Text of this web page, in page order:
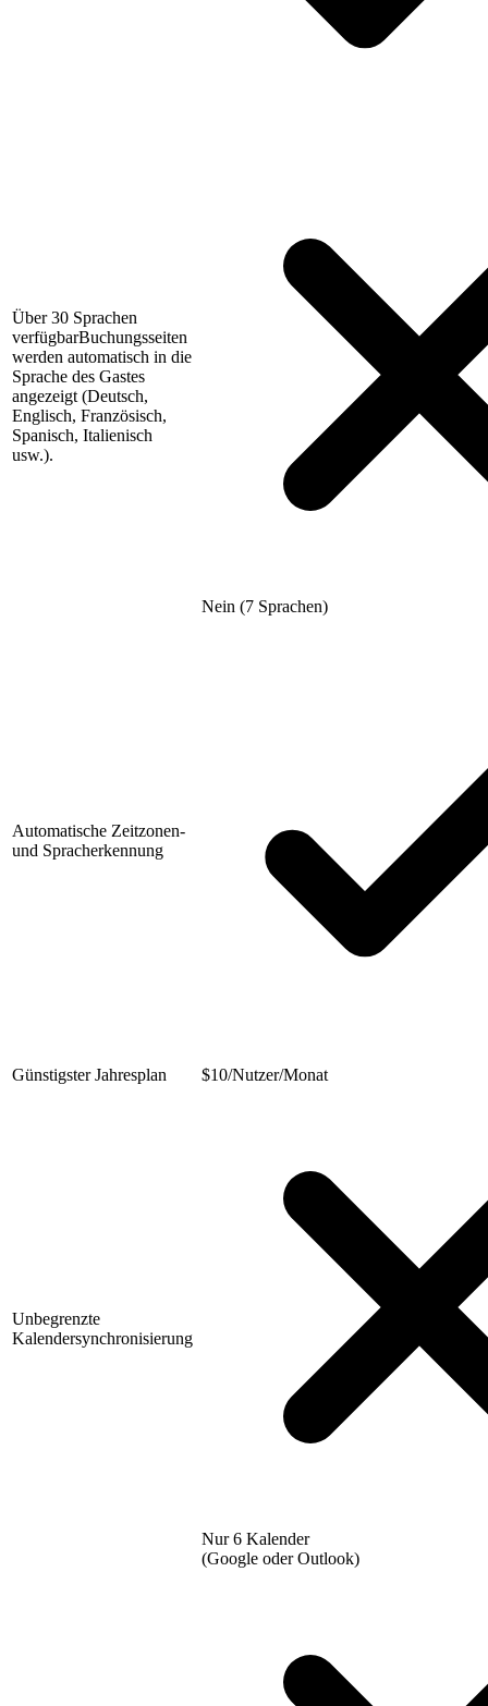
Über 30 Sprachen
verfügbarBuchungsseiten
werden automatisch in die
Sprache des Gastes
angezeigt (Deutsch,
Englisch, Französisch,
Spanisch, Italienisch
usw.).
Nein (7 Sprachen)
Automatische Zeitzonen-
und Spracherkennung
Günstigster Jahresplan $10/Nutzer/Monat
Unbegrenzte
Kalendersynchronisierung
Nur 6 Kalender
(Google oder Outlook)